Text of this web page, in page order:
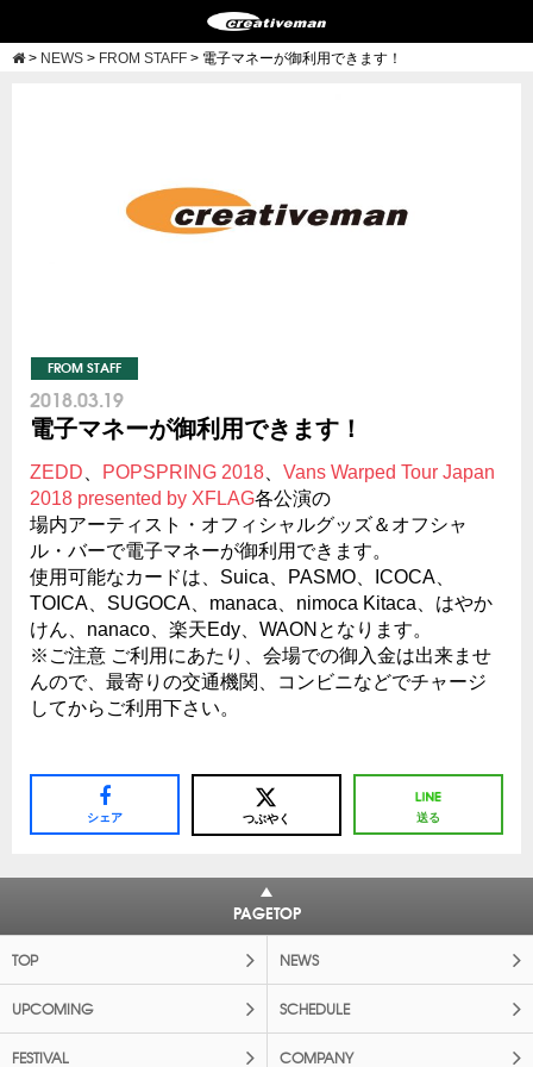
> NEWS > FROM STAFF > 電子マネーが御利用できます！
FROM STAFF
2018.03.19
電子マネーが御利用できます！
ZEDD POPSPRING 2018
Vans Warped Tour Japan
2018 presented by XFLAG各公演の
場内アーティスト・オフィシャルグッズ＆オフシャ
ル・バーで電子マネーが御利用できます。
使用可能なカードは、Suica、PASMO、ICOCA、
TOICA、SUGOCA、manaca、nimoca Kitaca、はやか
けん、nanaco、楽天Edy、WAONとなります。
※ご注意 ご利用にあたり、会場での御入金は出来ませ
んので、最寄りの交通機関、コンビニなどでチャージ
してからご利用下さい。
シェア つぶやく 送る
PAGETOP
TOP NEWS
UPCOMING SCHEDULE
FESTIVAL COMPANY